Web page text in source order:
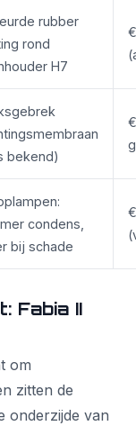
rubber
rond
H7
bekend)
condens,
bij schade
Fabia II
om
zitten de
onderzijde van